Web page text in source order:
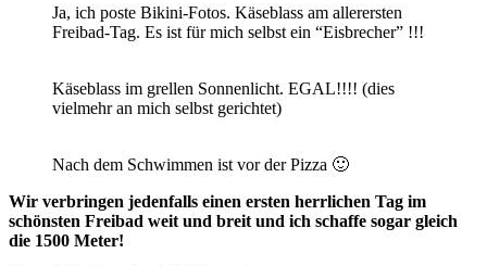
Ja, ich poste Bikini-Fotos. Käseblass am allerersten
Freibad-Tag. Es ist für mich selbst ein “Eisbrecher” !!!
Käseblass im grellen Sonnenlicht. EGAL!!!! (dies
vielmehr an mich selbst gerichtet)
Nach dem Schwimmen ist vor der Pizza 🙂
Wir verbringen jedenfalls einen ersten herrlichen Tag im
schönsten Freibad weit und breit und ich schaffe sogar gleich
die 1500 Meter!